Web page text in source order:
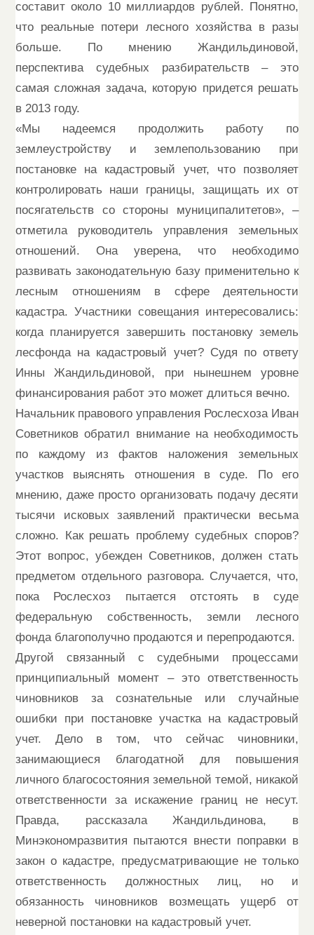
составит около 10 миллиардов рублей. Понятно,
что реальные потери лесного хозяйства в разы
больше. По мнению Жандильдиновой,
перспектива судебных разбирательств – это
самая сложная задача, которую придется решать
в 2013 году.
«Мы надеемся продолжить работу по
землеустройству и землепользованию при
постановке на кадастровый учет, что позволяет
контролировать наши границы, защищать их от
посягательств со стороны муниципалитетов», –
отметила руководитель управления земельных
отношений. Она уверена, что необходимо
развивать законодательную базу применительно к
лесным отношениям в сфере деятельности
кадастра. Участники совещания интересовались:
когда планируется завершить постановку земель
лесфонда на кадастровый учет? Судя по ответу
Инны Жандильдиновой, при нынешнем уровне
финансирования работ это может длиться вечно.
Начальник правового управления Рослесхоза Иван
Советников обратил внимание на необходимость
по каждому из фактов наложения земельных
участков выяснять отношения в суде. По его
мнению, даже просто организовать подачу десяти
тысячи исковых заявлений практически весьма
сложно. Как решать проблему судебных споров?
Этот вопрос, убежден Советников, должен стать
предметом отдельного разговора. Случается, что,
пока Рослесхоз пытается отстоять в суде
федеральную собственность, земли лесного
фонда благополучно продаются и перепродаются.
Другой связанный с судебными процессами
принципиальный момент – это ответственность
чиновников за сознательные или случайные
ошибки при постановке участка на кадастровый
учет. Дело в том, что сейчас чиновники,
занимающиеся благодатной для повышения
личного благосостояния земельной темой, никакой
ответственности за искажение границ не несут.
Правда, рассказала Жандильдинова, в
Минэкономразвития пытаются внести поправки в
закон о кадастре, предусматривающие не только
ответственность должностных лиц, но и
обязанность чиновников возмещать ущерб от
неверной постановки на кадастровый учет.